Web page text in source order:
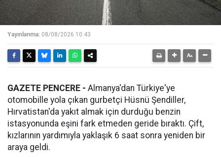
Yayınlanma: 08/08/2026 10:43
GAZETE PENCERE - Almanya'dan Türkiye'ye
otomobille yola çıkan gurbetçi Hüsnü Şendiller,
Hırvatistan'da yakıt almak için durduğu benzin
istasyonunda eşini fark etmeden geride bıraktı. Çift,
kızlarının yardımıyla yaklaşık 6 saat sonra yeniden bir
araya geldi.